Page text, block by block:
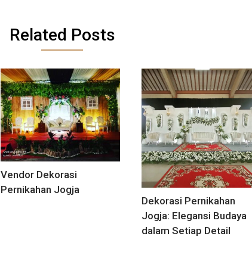
Related Posts
Vendor Dekorasi
Pernikahan Jogja
Dekorasi Pernikahan
Jogja: Elegansi Budaya
dalam Setiap Detail